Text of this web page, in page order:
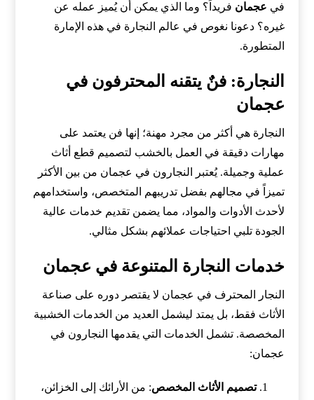
في عجمان فريداً؟ وما الذي يمكن أن يُميز عمله عن
غيره؟ دعونا نغوص في عالم النجارة في هذه الإمارة
المتطورة.
النجارة: فنٌ يتقنه المحترفون في
عجمان
النجارة هي أكثر من مجرد مهنة؛ إنها فن يعتمد على
مهارات دقيقة في العمل بالخشب لتصميم قطع أثاث
عملية وجميلة. يُعتبر النجارون في عجمان من بين الأكثر
تميزاً في مجالهم بفضل تدريبهم المتخصص، واستخدامهم
لأحدث الأدوات والمواد، مما يضمن تقديم خدمات عالية
الجودة تلبي احتياجات عملائهم بشكل مثالي.
خدمات النجارة المتنوعة في عجمان
النجار المحترف في عجمان لا يقتصر دوره على صناعة
الأثاث فقط، بل يمتد ليشمل العديد من الخدمات الخشبية
المخصصة. تشمل الخدمات التي يقدمها النجارون في
عجمان:
تصميم الأثاث المخصص: من الأرائك إلى الخزائن،